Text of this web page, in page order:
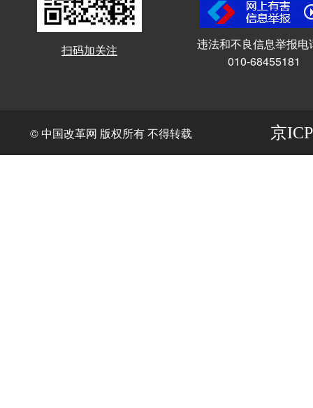
扫码加关注
违法和不良信息举报电
010-68455181
© 中国改革网 版权所有 不得转载 京